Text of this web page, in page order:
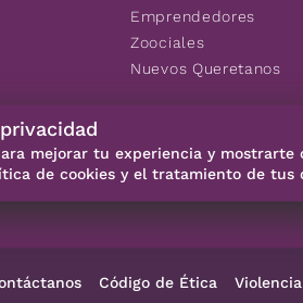
Emprendedores
Zoociales
Nuevos Queretanos
Código de Ética Violencia
mejorar tu experiencia y
de cookies y el tratamiento de tus